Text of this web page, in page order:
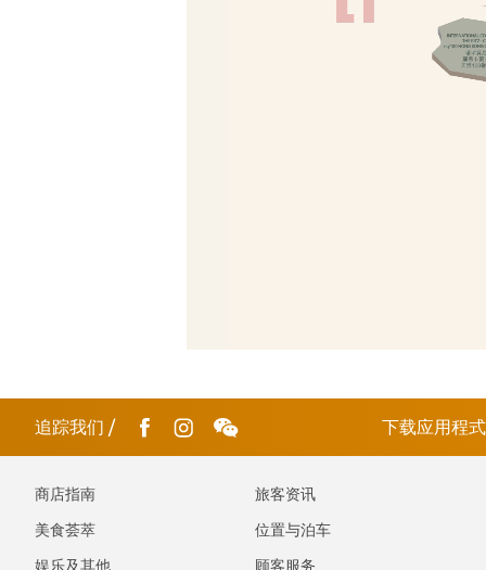
追踪我们 / 下载应用程
商店指南
美食荟萃
娱乐及其他
旅客资讯
位置与泊车
顾客服务